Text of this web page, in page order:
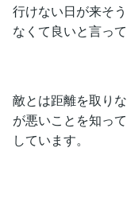
行けない日が来そ
なくて良いと言って
敵とは距離を取り
が悪いことを知っ
しています。